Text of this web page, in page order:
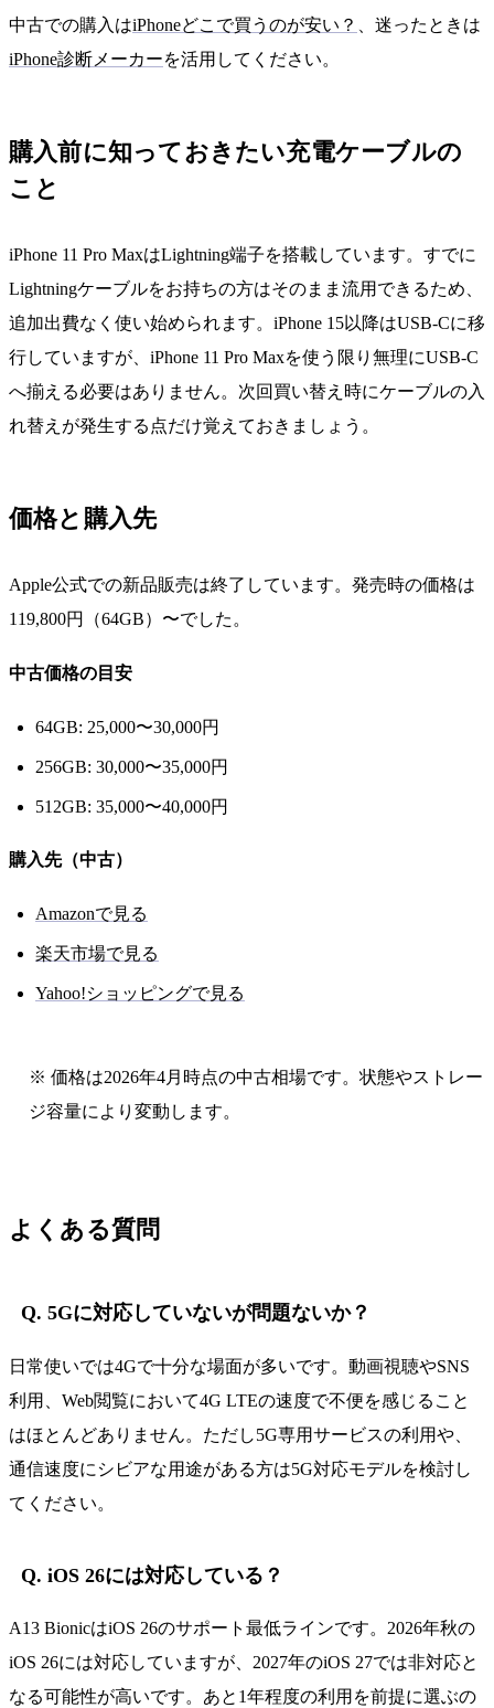
中古での購入はiPhoneどこで買うのが安い？
、迷ったときは
iPhone診断メーカーを活用してください。
購入前に知っておきたい充電ケーブルの
こと
iPhone 11 Pro MaxはLightning端子を搭載しています。すでに
Lightningケーブルをお持ちの方はそのまま流用できるため、
追加出費なく使い始められます。iPhone 15以降はUSB-Cに移
行していますが、iPhone 11 Pro Maxを使う限り無理にUSB-C
へ揃える必要はありません。次回買い替え時にケーブルの入
れ替えが発生する点だけ覚えておきましょう。
価格と購入先
Apple公式での新品販売は終了しています。発売時の価格は
119,800円（64GB）〜でした。
中古価格の目安
64GB: 25,000〜30,000円
256GB: 30,000〜35,000円
512GB: 35,000〜40,000円
購入先（中古）
Amazonで見る
楽天市場で見る
Yahoo!ショッピングで見る
※ 価格は2026年4月時点の中古相場です。状態やストレー
ジ容量により変動します。
よくある質問
Q. 5Gに対応していないが問題ないか？
日常使いでは4Gで十分な場面が多いです。動画視聴やSNS
利用、Web閲覧において4G LTEの速度で不便を感じること
はほとんどありません。ただし5G専用サービスの利用や、
通信速度にシビアな用途がある方は5G対応モデルを検討し
てください。
Q. iOS 26には対応している？
A13 BionicはiOS 26のサポート最低ラインです。2026年秋の
iOS 26には対応していますが、2027年のiOS 27では非対応と
なる可能性が高いです。あと1年程度の利用を前提に選ぶの